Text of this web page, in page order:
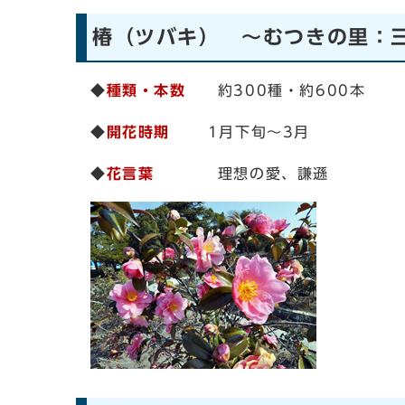
椿（ツバキ） ～むつきの里：
◆種類・本数 約300種・約600本
◆ 開花時期 1月下旬～3月
◆花言葉 理想の愛、謙遜